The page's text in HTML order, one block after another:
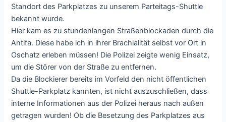
Standort des Parkplatzes zu unserem Parteitags-Shuttle
bekannt wurde.
Hier kam es zu stundenlangen Straßenblockaden durch die
Antifa. Diese habe ich in ihrer Brachialität selbst vor Ort in
Oschatz erleben müssen! Die Polizei zeigte wenig Einsatz,
um die Störer von der Straße zu entfernen.
Da die Blockierer bereits im Vorfeld den nicht öffentlichen
Shuttle-Parkplatz kannten, ist nicht auszuschließen, dass
interne Informationen aus der Polizei heraus nach außen
getragen wurden! Ob die Besetzung des Parkplatzes aus